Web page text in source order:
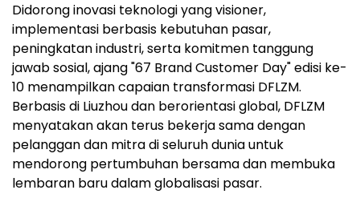
Didorong inovasi teknologi yang visioner,
implementasi berbasis kebutuhan pasar,
peningkatan industri, serta komitmen tanggung
jawab sosial, ajang "67 Brand Customer Day" edisi ke-
10 menampilkan capaian transformasi DFLZM.
Berbasis di Liuzhou dan berorientasi global, DFLZM
menyatakan akan terus bekerja sama dengan
pelanggan dan mitra di seluruh dunia untuk
mendorong pertumbuhan bersama dan membuka
lembaran baru dalam globalisasi pasar.